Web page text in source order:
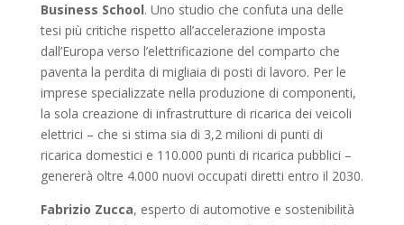
Business School. Uno studio che confuta una delle
tesi più critiche rispetto all’accelerazione imposta
dall’Europa verso l’elettrificazione del comparto che
paventa la perdita di migliaia di posti di lavoro. Per le
imprese specializzate nella produzione di componenti,
la sola creazione di infrastrutture di ricarica dei veicoli
elettrici – che si stima sia di 3,2 milioni di punti di
ricarica domestici e 110.000 punti di ricarica pubblici –
genererà oltre 4.000 nuovi occupati diretti entro il 2030.
Fabrizio Zucca, esperto di automotive e sostenibilità